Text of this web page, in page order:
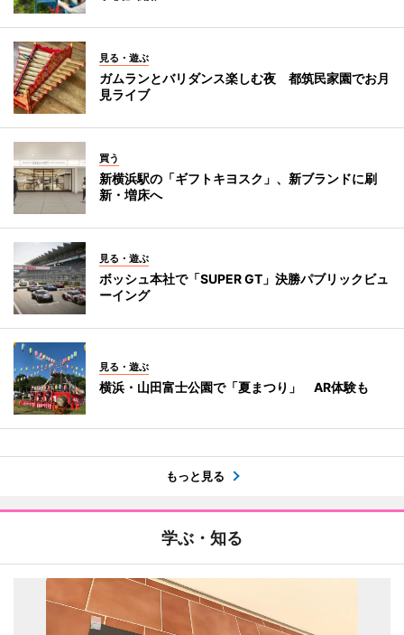
見る・遊ぶ
ガムランとバリダンス楽しむ夜 都筑民家園でお月
見ライブ
買う
新横浜駅の「ギフトキヨスク」、新ブランドに刷
新・増床へ
見る・遊ぶ
ボッシュ本社で「SUPER GT」決勝パブリックビュ
ーイング
見る・遊ぶ
横浜・山田富士公園で「夏まつり」 AR体験も
もっと見る
学ぶ・知る